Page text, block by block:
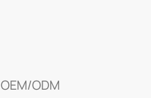
OEM/ODM